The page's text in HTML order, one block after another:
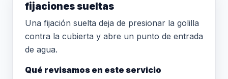
fijaciones sueltas
Una fijación suelta deja de presionar la golilla
contra la cubierta y abre un punto de entrada
de agua.
Qué revisamos en este servicio